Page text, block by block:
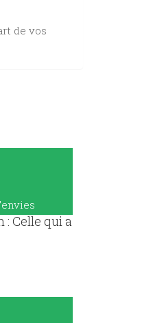
de vos
: Celle qui a